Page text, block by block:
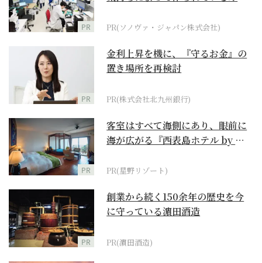
PR PR(ソノヴァ・ジャパン株式会社)
PR
金利上昇を機に、『守るお金』の
置き場所を再検討
PR(株式会社北九州銀行)
PR
客室はすべて海側にあり、眼前に
海が広がる『西表島ホテル by 星
PR(星野リゾート)
PR
創業から続く150余年の歴史を今
に守っている濵田酒造
PR(濵田酒造)